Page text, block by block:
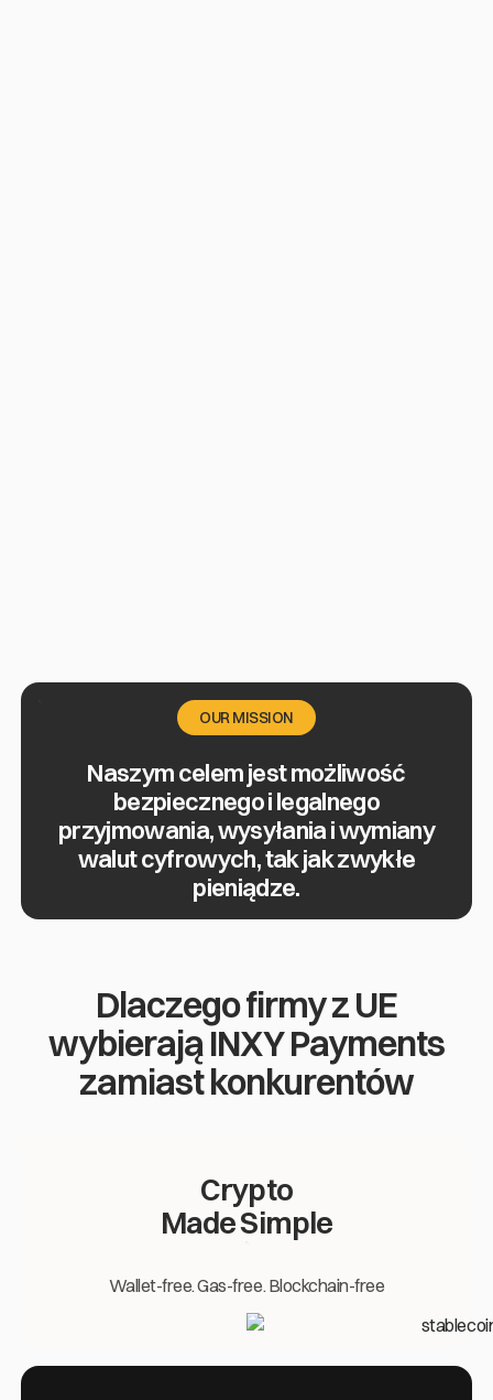
OUR MISSION
Naszym celem jest możliwość
bezpiecznego i legalnego
przyjmowania, wysyłania i wymiany
walut cyfrowych, tak jak zwykłe
pieniądze.
Dlaczego firmy z UE
wybierają INXY Payments
zamiast konkurentów
Crypto
Made Simple
Wallet-free. Gas-free. Blockchain-free